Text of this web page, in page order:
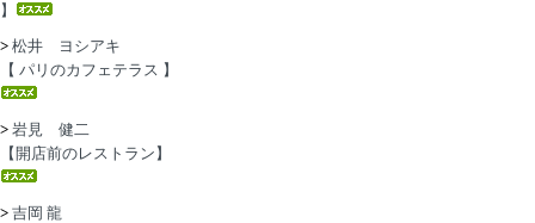
】
> 松井 ヨシアキ
【 パリのカフェテラス 】
> 岩見 健二
【開店前のレストラン】
> 吉岡 龍